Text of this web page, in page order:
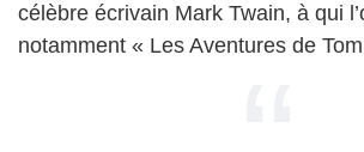
célèbre écrivain Mark Twain, à qui
notamment « Les Aventures de